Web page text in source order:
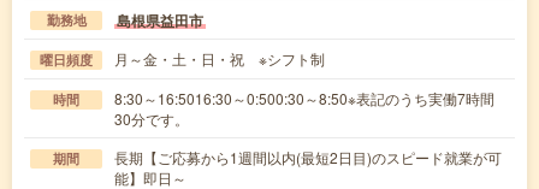
勤務地 島根県益田市
曜日頻度 月～金・土・日・祝 ※シフト制
時間
8:30～16:5016:30～0:500:30～8:50※表記のうち実働7時間
30分です。
期間
長期【ご応募から1週間以内(最短2日目)のスピード就業が可
能】即日～